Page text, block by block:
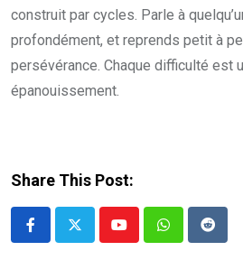
construit par cycles. Parle à
profondément, et reprends petit à
persévérance. Chaque difficulté est
épanouissement.
Share This Post:
YoutubeWhatsappReddit